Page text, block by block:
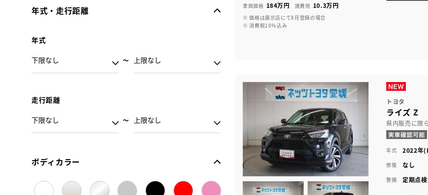
年式・走行距離
年式
走行距離
ボディカラー
車両価格 184万円 諸費用 10.3万円
※ 価格は展示店にて8月登録の場合
※ 消費税10％込み
トヨタ
ライズ Z
県内販売に限
年式 2022年
修復 なし
整備 定期点